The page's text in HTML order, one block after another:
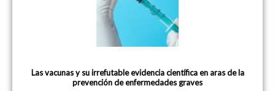
Las vacunas y su irrefutable evidencia científica en aras de la
prevención de enfermedades graves